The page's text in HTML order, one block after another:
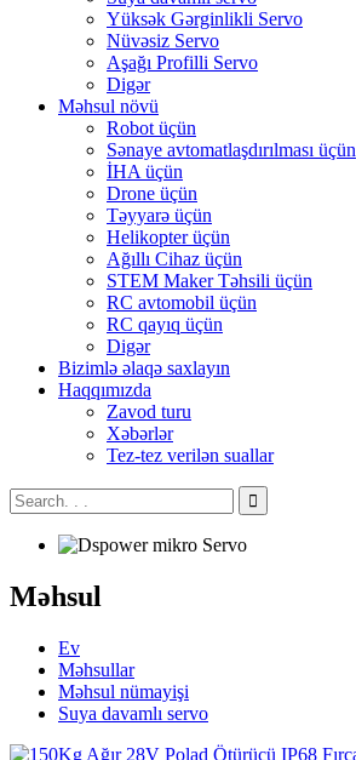
Yüksək Gərginlikli Servo
Nüvəsiz Servo
Aşağı Profilli Servo
Digər
Məhsul növü
Robot üçün
Sənaye avtomatlaşdırılması üçün
İHA üçün
Drone üçün
Təyyarə üçün
Helikopter üçün
Ağıllı Cihaz üçün
STEM Maker Təhsili üçün
RC avtomobil üçün
RC qayıq üçün
Digər
Bizimlə əlaqə saxlayın
Haqqımızda
Zavod turu
Xəbərlər
Tez-tez verilən suallar
Məhsul
Ev
Məhsullar
Məhsul nümayişi
Suya davamlı servo